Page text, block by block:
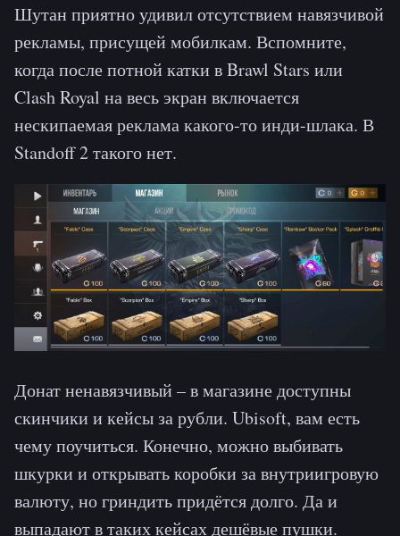
Шутан приятно удивил отсутствием навязчивой
рекламы, присущей мобилкам. Вспомните,
когда после потной катки в Brawl Stars или
Clash Royal на весь экран включается
нескипаемая реклама какого-то инди-шлака. В
Standoff 2 такого нет.
Донат ненавязчивый – в магазине доступны
скинчики и кейсы за рубли. Ubisoft, вам есть
чему поучиться. Конечно, можно выбивать
шкурки и открывать коробки за внутриигровую
валюту, но гриндить придётся долго. Да и
выпадают в таких кейсах дешёвые пушки.